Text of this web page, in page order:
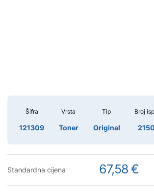
Šifra
121309
Vrsta
Toner
Tip
Original
Broj
Standardna cijena 67,58 €